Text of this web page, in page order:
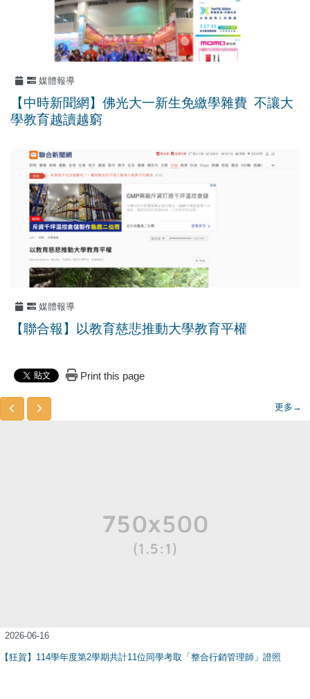
媒體報導
【中時新聞網】佛光大一新生免繳學雜費 不讓大
學教育越讀越窮
媒體報導
【聯合報】以教育慈悲推動大學教育平權
Print this page
更多→
2026-06-16
【狂賀】114學年度第2學期共計11位同學考取「整合行銷管理師」證照